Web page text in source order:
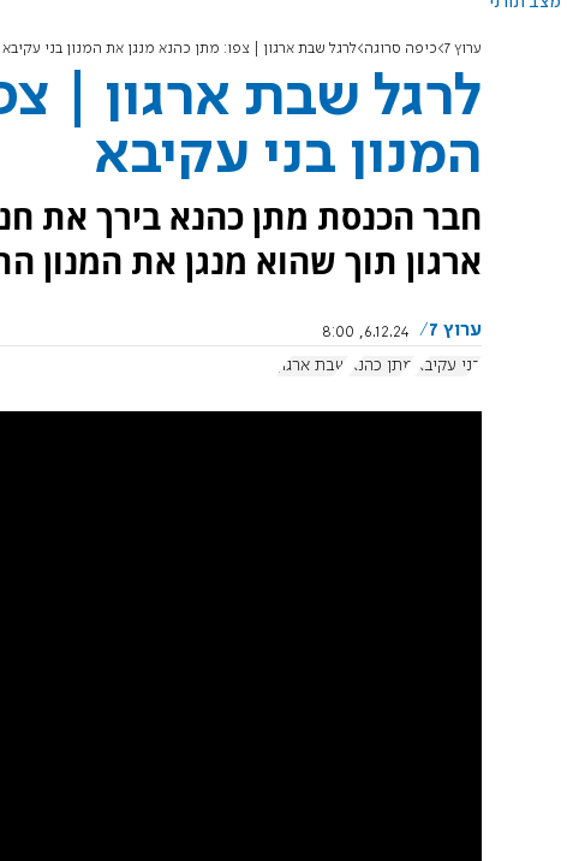
ערוץ 7 כיפה סרוגה לרגל שבת ארגון | צפו: מתן כהנא מנגן את המנון בני עקיבא
לרגל שבת ארגון |
המנון בני עקיבא
חבר הכנסת מתן כהנא בירך את
ארגון תוך שהוא מנגן את המנון
ערוץ 7
6.12.24, 8:00
בני עקיבא מתן כהנא שבת ארגון